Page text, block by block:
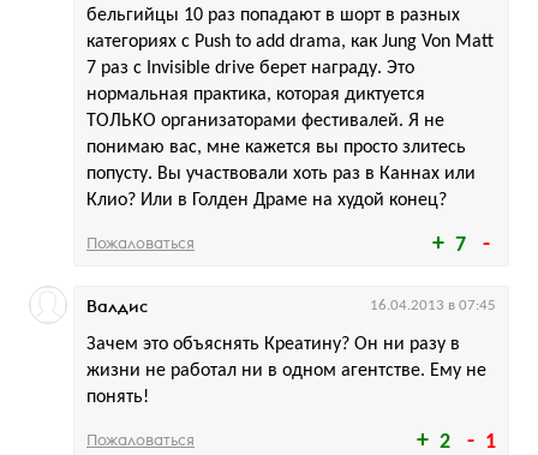
7
бельгийцы 10 раз попадают в шорт в разных
категориях с Push to add drama, как Jung Von Matt
7 раз с Invisible drive берет награду. Это
нормальная практика, которая диктуется
ТОЛЬКО организаторами фестивалей. Я не
понимаю вас, мне кажется вы просто злитесь
попусту. Вы участвовали хоть раз в Каннах или
Клио? Или в Голден Драме на худой конец?
Пожаловаться
2 1
Зачем это объяснять Креатину? Он ни разу в
жизни не работал ни в одном агентстве. Ему не
понять!
Валдис 16.04.2013 в 07:45
Пожаловаться